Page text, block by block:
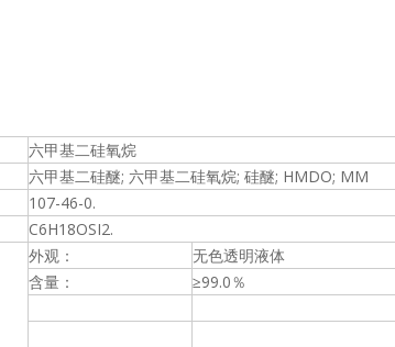
六甲基二硅氧烷
六甲基二硅醚; 六甲基二硅氧烷; 硅醚; HMDO; MM
107-46-0.
C6H18OSI2.
外观：
无色透明液体
含量：
≥99.0％